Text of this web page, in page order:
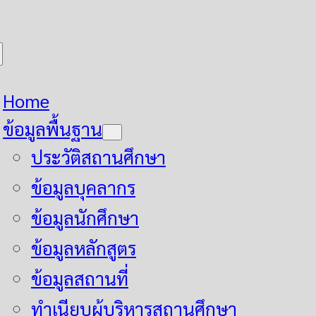
Home
ข้อมูลพื้นฐาน
ประวัติสถานศึกษา
ข้อมูลบุคลากร
ข้อมูลนักศึกษา
ข้อมูลหลักสูตร
ข้อมูลสถานที่
ทำเนียบผู้บริหารสถานศึกษา